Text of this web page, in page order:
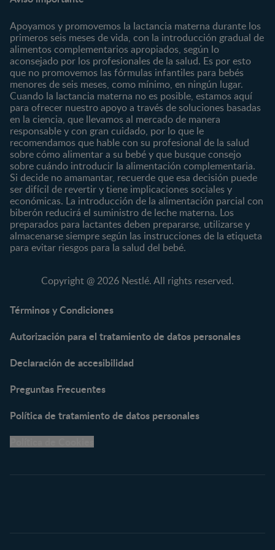
¿Quiénes somos?
Marcas y productos
Nuestros Productos
Nuestras Marcas
Embarazo
Posparto
0 a 4 meses
4 a 6 meses
6 a 8 meses
8 a 12 meses
12 a 24 meses
Desde 2 años
Preescolar
Escolar
Nutrición
Salud
Maternidad
Paternidad
Vida en familia
Marcas
CERELAC®
GERBER®
KLIM®
NAN® 3
NAN® Optipro® 3
NAN® Supreme 3
NESTUM®
NESCARE®
Productos
Cereales Infantiles
Compotas y galletas
Fórmulas Infantiles
Vitaminas y Suplementos
Herramientas
Apoyamos y promovemos la lactancia materna durante los
primeros seis meses de vida, con la introducción gradual de
alimentos complementarios apropiados, según lo
aconsejado por los profesionales de la salud. Es por esto
que no promovemos las fórmulas infantiles para bebés
menores de seis meses, como mínimo, en ningún lugar.
Cuando la lactancia materna no es posible, estamos aquí
para ofrecer nuestro apoyo a través de soluciones basadas
en la ciencia, que llevamos al mercado de manera
responsable y con gran cuidado, por lo que le
recomendamos que hable con su profesional de la salud
sobre cómo alimentar a su bebé y que busque consejo
sobre cuándo introducir la alimentación complementaria.
Si decide no amamantar, recuerde que esa decisión puede
ser difícil de revertir y tiene implicaciones sociales y
económicas. La introducción de la alimentación parcial con
biberón reducirá el suministro de leche materna. Los
preparados para lactantes deben prepararse, utilizarse y
almacenarse siempre según las instrucciones de la etiqueta
para evitar riesgos para la salud del bebé.
Copyright @ 2026 Nestlé. All rights reserved.
Términos y Condiciones
Autorización para el tratamiento de datos personales
Declaración de accesibilidad
Preguntas Frecuentes
Política de tratamiento de datos personales